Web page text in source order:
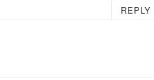
REPLY